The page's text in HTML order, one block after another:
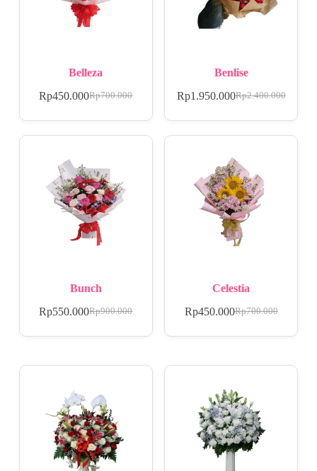
Belleza
Rp700.000
Rp450.000
Benlise
Rp2.400.000
Rp1.950.000
Bunch
Rp900.000
Rp550.000
Celestia
Rp700.000
Rp450.000